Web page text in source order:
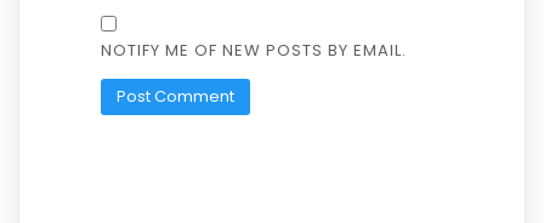
NOTIFY ME OF NEW POSTS BY EMAIL.